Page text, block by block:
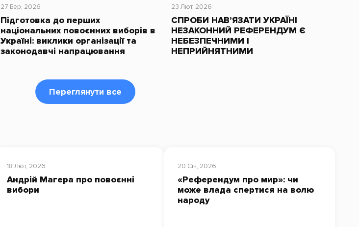
27 Бер, 2026
Підготовка до перших
національних повоєнних виборів в
Україні: виклики організації та
законодавчі напрацювання
23 Лют, 2026
СПРОБИ НАВ’ЯЗАТИ УКРАЇНІ
НЕЗАКОННИЙ РЕФЕРЕНДУМ Є
НЕБЕЗПЕЧНИМИ І
НЕПРИЙНЯТНИМИ
Переглянути все
18 Лют, 2026
Андрій Магера про повоєнні
вибори
20 Січ, 2026
«Референдум про мир»: чи
може влада спертися на волю
народу